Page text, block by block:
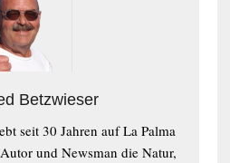
Betzwieser
seit 30 Jahren auf La Palma
und Newsman die Natur,